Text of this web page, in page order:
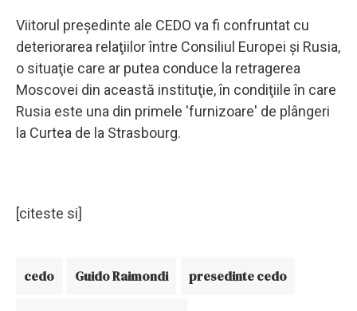
Viitorul preşedinte ale CEDO va fi confruntat cu
deteriorarea relaţiilor între Consiliul Europei şi Rusia,
o situaţie care ar putea conduce la retragerea
Moscovei din această instituţie, în condiţiile în care
Rusia este una din primele 'furnizoare' de plângeri
la Curtea de la Strasbourg.
[citeste si]
cedo Guido Raimondi presedinte cedo